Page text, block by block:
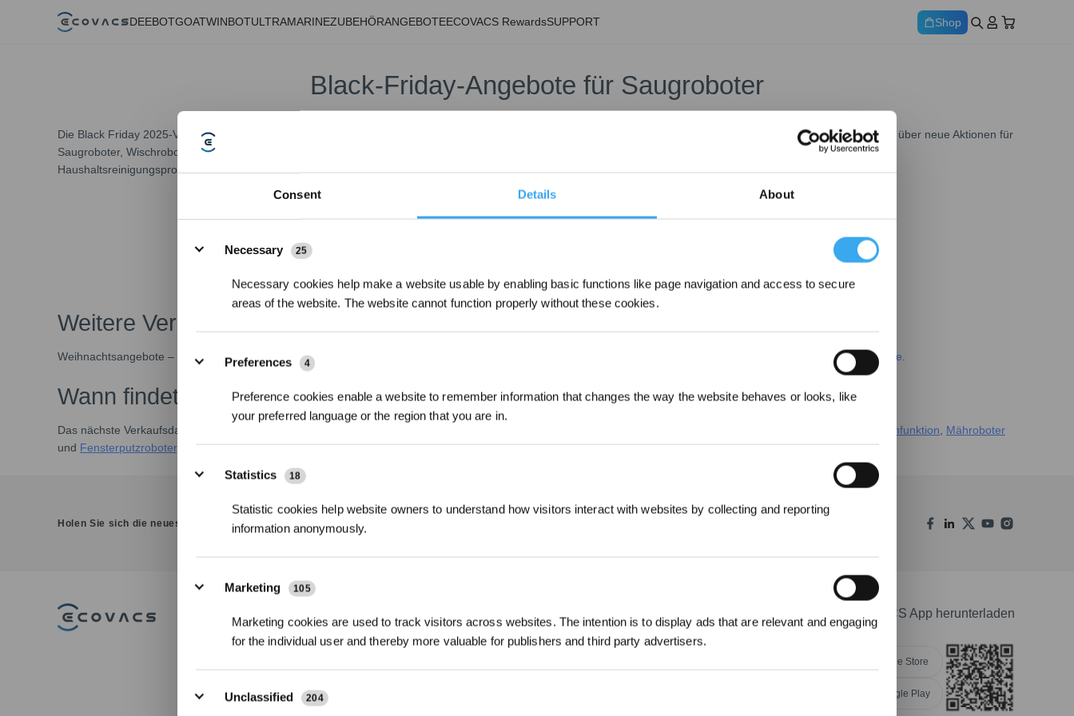
Consent Details About
Necessary
25
Necessary cookies help make a website usable by enabling basic functions like page navigation and access to secure
areas of the website. The website cannot function properly without these cookies.
Preferences 4
Preference cookies enable a website to remember information that changes the way the website behaves or looks, like
your preferred language or the region that you are in.
Statistics 18
Statistic cookies help website owners to understand how visitors interact with websites by collecting and reporting
information anonymously.
Marketing 105
Marketing cookies are used to track visitors across websites. The intention is to display ads that are relevant and engaging
for the individual user and thereby more valuable for publishers and third party advertisers.
Unclassified 204
DEEBOTGOATWINBOTULTRAMARINEZUBEHÖRANGEBOTEECOVACS RewardsSUPPORT Shop
Black-Friday-Angebote für Saugroboter
Die Black Friday 2025-Verkäufe von ECOVACS sind beendet, aber Sie können weiterhin mit ECOVACS in Verbindung bleiben. Abonnieren Sie unseren Newsletter, um über neue Aktionen für
Saugroboter, Wischroboter, Fensterreiniger und Rasenroboter informiert zu werden. Sie können auch unsere Website besuchen, um aktuelle Angebote für unsere
Haushaltsreinigungsprodukte zu entdecken. Weitere Aktionen werden im Laufe des Jahres hinzugefügt, also schauen Sie jederzeit vorbei.
* Durch die Angabe deiner E-Mail-Adresse erklärst du dein Einverständnis, Angebote von ECOVACS in Übereinstimmung mit unserer
Weitere Verkäufe bei ECOVACS
Weihnachtsangebote – Vatertagsangebote – Muttertagsangebote. Sie finden kommende Aktionsprodukte und weitere Rabatte auf unserer ECOVACS Promotions-Seite.
Wann findet der nächste ECOVACS-Verkauf statt?
Das nächste Verkaufsdatum wurde noch nicht bekannt gegeben, aber Sie können einige unserer beliebtesten Kategorien entdecken – darunter Saugroboter mit Wischfunktion, Mähroboter
und Fensterputzroboter. Finden Sie den perfekten Roboter für Ihr Zuhause und genießen Sie eine sauberere Umgebung für mehr Freizeit.
Holen Sie sich die neuesten Nachrichten von ECOVACS
Saug-/Wischroboter
WINBOT
Fensterputzroboter
GOAT Mähroboter
Wischwalze
BLAST: Saugtechnologie
Support Center
Garantiebedingungen
ECOVACS App herunterladen
Apple Store
Google Play
sichern
*Neu registrierte Benutzer können 3000 Punkte
verwenden, um einen Rabatt von 30 € auf ihre erste
überschreitet.